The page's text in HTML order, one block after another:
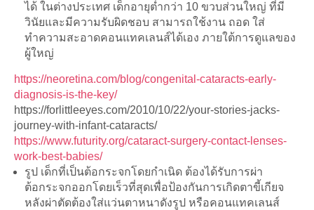
ได้ ในต่างประเทศ เด็กอายุต่ำกว่า 10 ขวบส่วนใหญ่ ที่มี
วินัยและมีความรับผิดชอบ สามารถใช้งาน ถอด ใส่
ทำความสะอาดคอนแทคเลนส์ได้เอง ภายใต้การดูแลของ
ผู้ใหญ่
https://neoretina.com/blog/congenital-cataracts-early-
diagnosis-is-the-key/
https://forlittleeyes.com/2010/10/22/your-stories-jacks-
journey-with-infant-cataracts/
https://www.futurity.org/cataract-surgery-contact-lenses-
work-best-babies/
รูป เด็กที่เป็นต้อกระจกโดยกำเนิด ต้องได้รับการผ่า
ต้อกระจกออกโดยเร็วที่สุดเพื่อป้องกันการเกิดตาขี้เกียจ
หลังผ่าตัดต้องใส่แว่นตาหนาดังรูป หรือคอนแทคเลนส์